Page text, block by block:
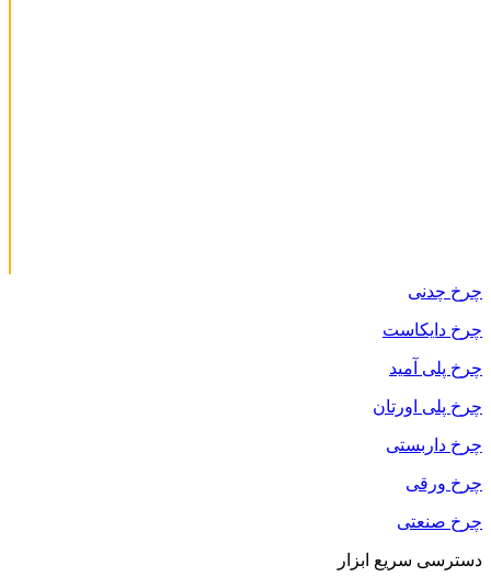
چرخ چدنی
چرخ دایکاست
چرخ پلی آمید
چرخ پلی اورتان
چرخ داربستی
چرخ ورقی
چرخ صنعتی
دسترسی سریع ابزار